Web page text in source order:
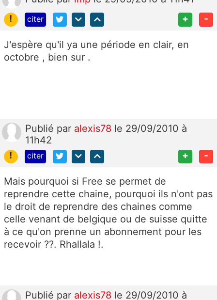
!
citer + -
J'espère qu'il ya une période en clair, en
octobre , bien sur .
Publié par alexis78 le 29/09/2010 à
11h42
!
citer + -
Mais pourquoi si Free se permet de
reprendre cette chaine, pourquoi ils n'ont pas
le droit de reprendre des chaines comme
celle venant de belgique ou de suisse quitte
à ce qu'on prenne un abonnement pour les
recevoir ??. Rhallala !.
Publié par alexis78 le 29/09/2010 à